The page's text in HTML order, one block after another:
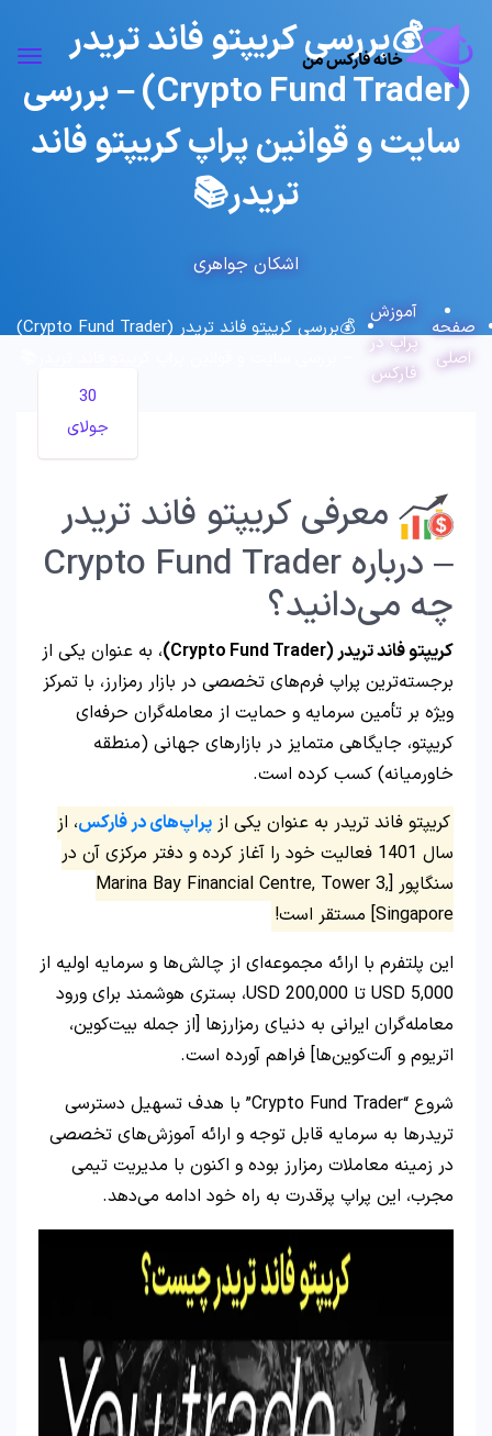
💰بررسی کریپتو فاند تریدر
(Crypto Fund Trader) – بررسی
سایت و قوانین پراپ کریپتو فاند
تریدر📚
اشکان جواهری
صفحه
اصلی
آموزش
پراپ در
فارکس
💰بررسی کریپتو فاند تریدر (Crypto Fund Trader)
30
جولای
معرفی کریپتو فاند تریدر
– درباره Crypto Fund Trader
چه می‌دانید؟
کریپتو فاند تریدر (Crypto Fund Trader)
، به عنوان یکی از
برجسته‌ترین پراپ فرم‌های تخصصی در بازار رمزارز، با تمرکز
ویژه بر تأمین سرمایه و حمایت از معامله‌گران حرفه‌ای
کریپتو، جایگاهی متمایز در بازارهای جهانی (منطقه
خاورمیانه) کسب کرده است.
کریپتو فاند تریدر به عنوان یکی ازپراپ‌های در فارکس، از
سال 1401 فعالیت خود را آغاز کرده و دفتر مرکزی آن در
سنگاپور [Marina Bay Financial Centre, Tower 3,
Singapore] مستقر است!
این پلتفرم با ارائه مجموعه‌ای از چالش‌ها و سرمایه اولیه از
5,000 USD تا 200,000 USD، بستری هوشمند برای ورود
معامله‌گران ایرانی به دنیای رمزارزها [از جمله بیت‌کوین،
اتریوم و آلت‌کوین‌ها] فراهم آورده است.
شروع “Crypto Fund Trader” با هدف تسهیل دسترسی
تریدرها به سرمایه قابل توجه و ارائه آموزش‌های تخصصی
در زمینه معاملات رمزارز بوده و اکنون با مدیریت تیمی
مجرب، این پراپ پرقدرت به راه خود ادامه می‌دهد.